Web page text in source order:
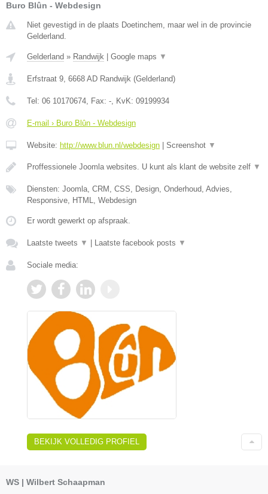
Buro Blûn - Webdesign
Niet gevestigd in de plaats Doetinchem, maar wel in de provincie
Gelderland.
Gelderland » Randwijk Google maps ▼
Erfstraat 9, 6668 AD Randwijk (Gelderland)
Tel: 06 10170674, Fax: -, KvK: 09199934
E-mail › Buro Blûn - Webdesign
Website: http://www.blun.nl/webdesign Screenshot ▼
Proffessionele Joomla websites. U kunt als klant de website zelf ▼
Diensten: Joomla, CRM, CSS, Design, Onderhoud, Advies,
Responsive, HTML, Webdesign
Er wordt gewerkt op afspraak.
Laatste tweets ▼ Laatste facebook posts ▼
Sociale media:
BEKIJK VOLLEDIG PROFIEL
WS | Wilbert Schaapman